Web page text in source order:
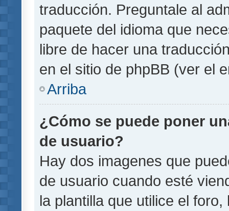
traducción. Preguntale al
paquete del idioma que
libre de hacer una
en el sitio de phpBB (ver el
Arriba
¿Cómo se puede poner
de usuario?
Hay dos imagenes que
de usuario cuando esté
la plantilla que utilice el